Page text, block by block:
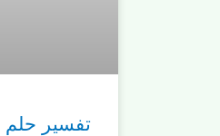
تفسير حلم